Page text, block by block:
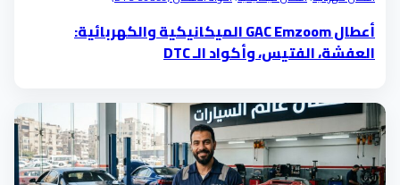
أعطال GAC Emzoom الميكانيكية والكهربائية:
العفشة، الفتيس، وأكواد الـ DTC